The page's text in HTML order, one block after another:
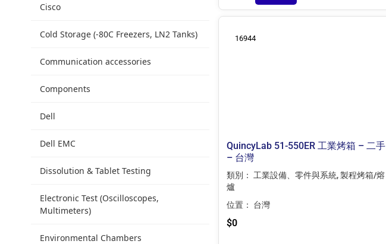
Cisco
Cold Storage (-80C Freezers, LN2 Tanks)
Communication accessories
Components
Dell
Dell EMC
Dissolution & Tablet Testing
Electronic Test (Oscilloscopes,
Multimeters)
Environmental Chambers
16944
QuincyLab 51-550ER 工業烤箱 – 二手
– 台灣
類別： 工業設備、零件與系統,製程烤箱/熔
爐
位置： 台灣
$0